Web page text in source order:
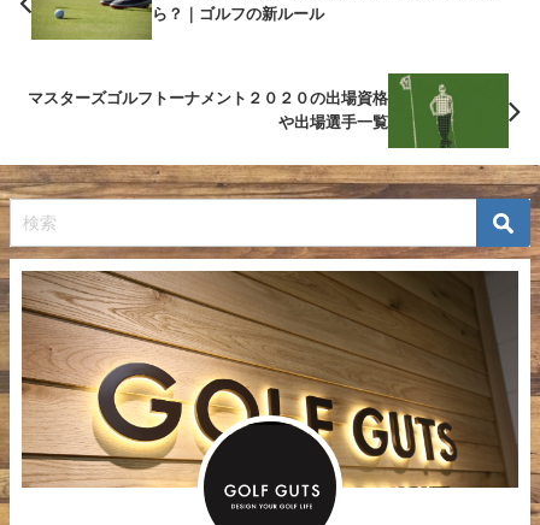
ら？｜ゴルフの新ルール
マスターズゴルフトーナメント２０２０の出場資格
や出場選手一覧